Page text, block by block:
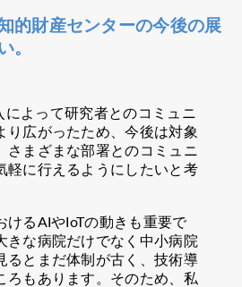
的財産センターの今後の展
。
によって研究者とのコミュニ
り広がったため、今後は対象
さまざまな部署とのコミュニ
軽に行えるようにしたいと考
けるAIやIoTの動きも重要で
きな病院だけでなく中小病院
るとまだ体制が古く、技術導
ろもあります。そのため、私